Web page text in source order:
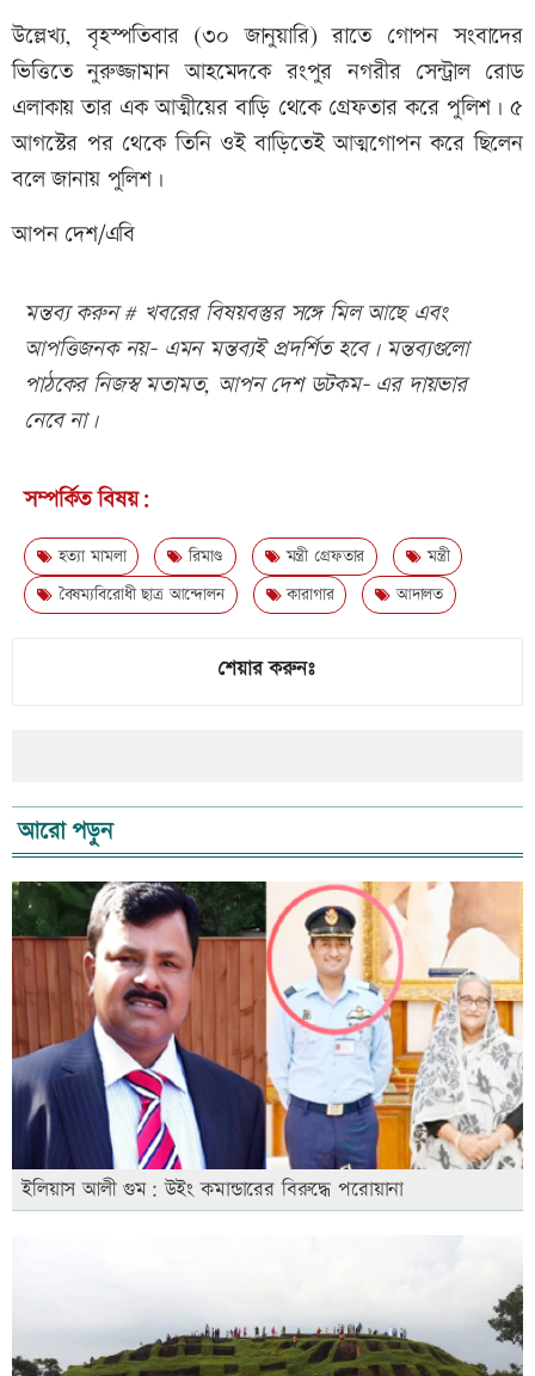
উল্লেখ্য, বৃহস্পতিবার (৩০ জানুয়ারি) রাতে গোপন সংবাদের
ভিত্তিতে নুরুজ্জামান আহমেদকে রংপুর নগরীর সেন্ট্রাল রোড
এলাকায় তার এক আত্মীয়ের বাড়ি থেকে গ্রেফতার করে পুলিশ। ৫
আগস্টের পর থেকে তিনি ওই বাড়িতেই আত্মগোপন করে ছিলেন
বলে জানায় পুলিশ।
আপন দেশ/এবি
মন্তব্য করুন # খবরের বিষয়বস্তুর সঙ্গে মিল আছে এবং
আপত্তিজনক নয়- এমন মন্তব্যই প্রদর্শিত হবে। মন্তব্যগুলো
পাঠকের নিজস্ব মতামত, আপন দেশ ডটকম- এর দায়ভার
নেবে না।
সম্পর্কিত বিষয়:
হত্যা মামলা রিমাণ্ড মন্ত্রী গ্রেফতার
মন্ত্রী
বৈষম্যবিরোধী ছাত্র আন্দোলন
কারাগার আদালত
শেয়ার করুনঃ
আরো পড়ুন
ইলিয়াস আলী গুম: উইং কমান্ডারের বিরুদ্ধে পরোয়ানা